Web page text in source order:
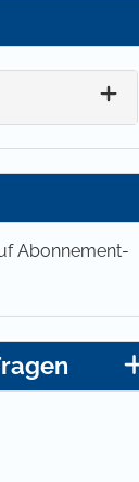
Abonnement-